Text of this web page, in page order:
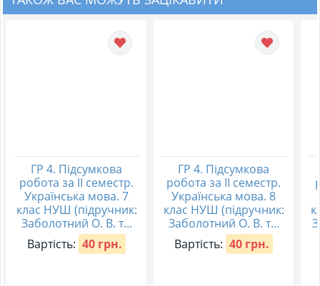
ГР 4. Підсумкова
робота за ІІ семестр.
Українська мова. 7
клас НУШ (підручник:
Заболотний О. В. т...
Вартість: 40 грн.
ГР 4. Підсумкова
робота за ІІ семестр.
Українська мова. 8
клас НУШ (підручник:
Заболотний О. В. т...
Вартість: 40 грн.